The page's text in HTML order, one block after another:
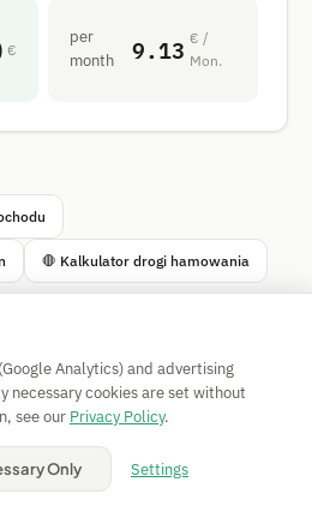
€
per
month
9.13 € /
Mon.
🛑 Kalkulator drogi hamowania
Calculator
| Terms |
🍪 Cookies
💡 Suggest a calculator
Analytics) and advertising
necessary cookies are set without
see our Privacy Policy.
Only Settings